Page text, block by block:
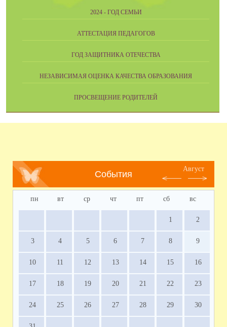
2024 - ГОД СЕМЬИ
АТТЕСТАЦИЯ ПЕДАГОГОВ
ГОД ЗАЩИТНИКА ОТЕЧЕСТВА
НЕЗАВИСИМАЯ ОЦЕНКА КАЧЕСТВА ОБРАЗОВАНИЯ
ПРОСВЕЩЕНИЕ РОДИТЕЛЕЙ
События
Август
пн вт ср чт пт сб вс
1 2
3 4 5 6 7 8 9
10 11 12 13 14 15 16
17 18 19 20 21 22 23
24 25 26 27 28 29 30